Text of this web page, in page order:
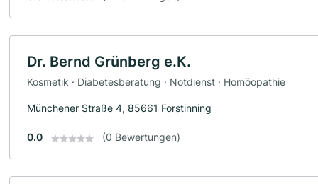
Dr. Bernd Grünberg e.K.
Kosmetik · Diabetesberatung · Notdienst · Homöopathie
Münchener Straße 4, 85661 Forstinning
0.0 (0 Bewertungen)